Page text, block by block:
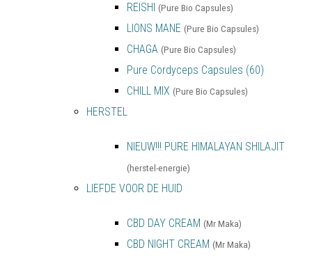
REISHI (Pure Bio Capsules)
LIONS MANE (Pure Bio Capsules)
CHAGA (Pure Bio Capsules)
Pure Cordyceps Capsules (60)
CHILL MIX (Pure Bio Capsules)
HERSTEL
NIEUW!!! PURE HIMALAYAN SHILAJIT
(herstel-energie)
LIEFDE VOOR DE HUID
CBD DAY CREAM (Mr Maka)
CBD NIGHT CREAM (Mr Maka)